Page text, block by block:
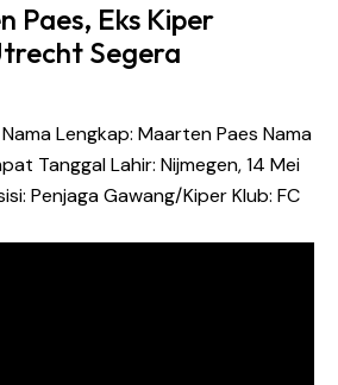
Paes, Eks Kiper
Segera
Lengkap: Maarten Paes Nama
Tanggal Lahir: Nijmegen, 14 Mei
Penjaga Gawang/Kiper Klub: FC